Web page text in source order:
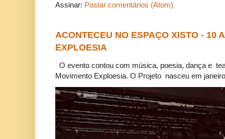
Assinar: Postar comentários (Atom)
ACONTECEU NO ESPAÇO XISTO - 10
EXPLOESIA
O evento contou com música, poesia, dança e
Movimento Exploesia. O Projeto nasceu em